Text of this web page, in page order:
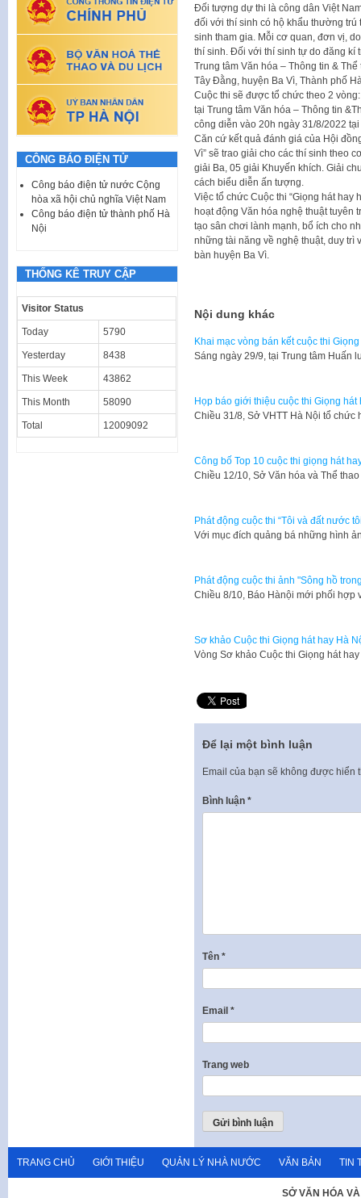
Đối tượng dự thi là công dân Việt
đối với thí sinh có hộ khẩu thường trú
sinh tham gia. Mỗi cơ quan, đơn vị,
thí sinh. Đối với thí sinh tự do đăng kí
Trung tâm Văn hóa – Thông tin &
Tây Đằng, huyện Ba Vì, Thành phố
Cuộc thi sẽ được tổ chức theo 2
tại Trung tâm Văn hóa – Thông tin
công diễn vào 20h ngày 31/8/2022
Căn cứ kết quả đánh giá của Hội
Vì” sẽ trao giải cho các thí sinh theo
giải Ba, 05 giải Khuyến khích. Giải
cách biểu diễn ấn tượng.
Việc tổ chức Cuộc thi “Giọng hát hay
hoạt động Văn hóa nghệ thuật tuyên
tạo sân chơi lành mạnh, bổ ích cho
những tài năng về nghệ thuật, duy trì
bàn huyện Ba Vì.
Nội dung khác
Khai mạc vòng bán kết cuộc thi
Sáng ngày 29/9, tại Trung tâm Huấn
Họp báo giới thiệu cuộc thi Giọng hát
Chiều 31/8, Sở VHTT Hà Nội tổ
Công bố Top 10 cuộc thi giọng hát
Chiều 12/10, Sở Văn hóa và Thể
Phát động cuộc thi “Tôi và đất nước
​Với mục đích quảng bá những hình
Phát động cuộc thi ảnh "Sông hồ
​Chiều 8/10, Báo Hànội mới phối
Sơ khảo Cuộc thi Giọng hát hay Hà
Vòng Sơ khảo Cuộc thi Giọng hát
Để lại một bình luận
Email của bạn sẽ không được hiển
Bình luận *
Tên *
Email *
Trang web
CÔNG BÁO ĐIỆN TỬ
Công báo điện tử nước Cộng
hòa xã hội chủ nghĩa Việt Nam
Công báo điện tử thành phố Hà
Nội
THỐNG KÊ TRUY CẬP
Visitor Status
Today 5790
Yesterday 8438
This Week 43862
This Month 58090
Total 12009092
TRANG CHỦ GIỚI THIỆU QUẢN LÝ NHÀ NƯỚC VĂN BẢN TIN
SỞ VĂN HÓA